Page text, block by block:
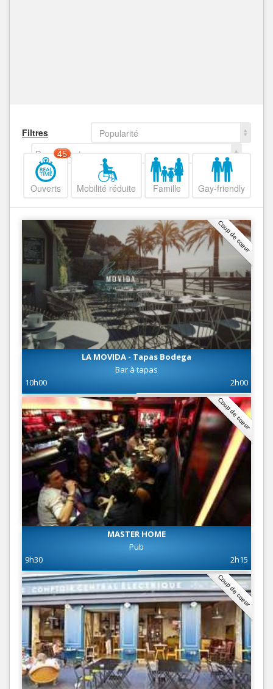
Filtres
Popularité
Decroissant
Ouverts
45
Mobilité réduite Famille Gay-friendly
Coup de coeur
LA MOVIDA - Tapas Bodega
Bar à tapas
10h00
2h00
Coup de coeur
MASTER HOME
Pub
9h30
2h15
Coup de coeur